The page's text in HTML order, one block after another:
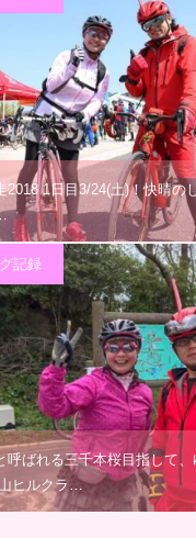
2018 1日目3/24(土)！快晴の
記録
呼ばれる三千本桜目指して
ヒルクラ…